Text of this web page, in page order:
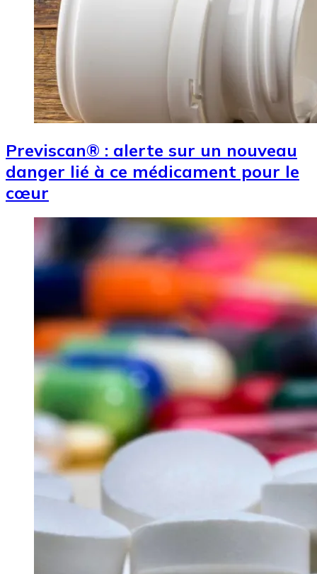
Previscan® : alerte sur un nouveau
danger lié à ce médicament pour le
cœur
Image